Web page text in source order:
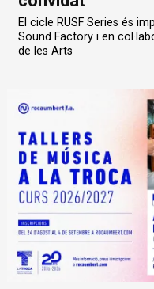
El cicle RUSF Series és
Sound Factory i en
de les Arts